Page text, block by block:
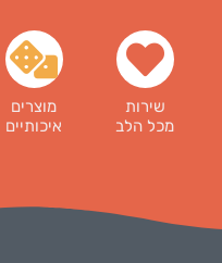
שירות
מכל הלב
מוצרים
איכותיים